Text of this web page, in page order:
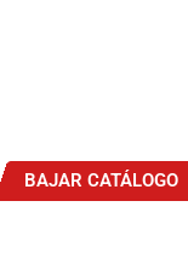
BAJAR CATÁLOGO